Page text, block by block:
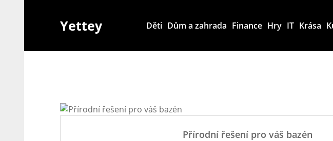
Yettey Děti Dům a zahrada Finance Hry IT Krása
Přírodní řešení pro váš bazén